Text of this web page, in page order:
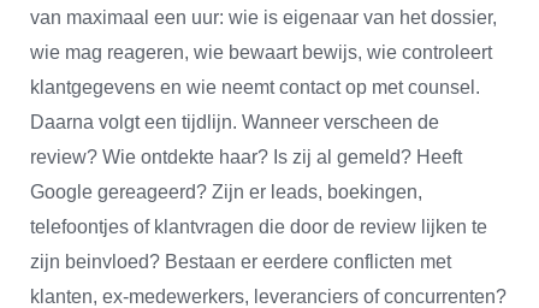
van maximaal een uur: wie is eigenaar van het dossier,
wie mag reageren, wie bewaart bewijs, wie controleert
klantgegevens en wie neemt contact op met counsel.
Daarna volgt een tijdlijn. Wanneer verscheen de
review? Wie ontdekte haar? Is zij al gemeld? Heeft
Google gereageerd? Zijn er leads, boekingen,
telefoontjes of klantvragen die door de review lijken te
zijn beinvloed? Bestaan er eerdere conflicten met
klanten, ex-medewerkers, leveranciers of concurrenten?